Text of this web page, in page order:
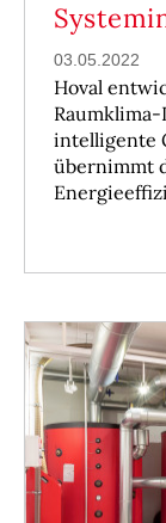
03.05.2022
Hoval
intelligente
übernimmt